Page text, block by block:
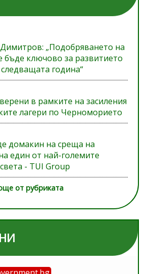
„Подобряването на
бъде ключово за развитието
година“
в рамките на засиления
лагери по Черноморието
домакин на среща на
един от най-големите
- TUI Group
от рубриката